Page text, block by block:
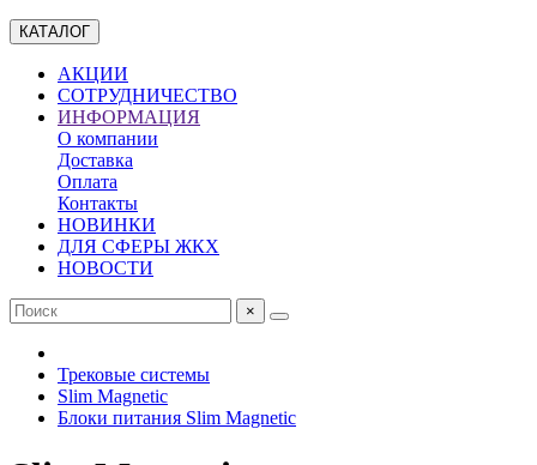
КАТАЛОГ
АКЦИИ
СОТРУДНИЧЕСТВО
ИНФОРМАЦИЯ
О компании
Доставка
Оплата
Контакты
НОВИНКИ
ДЛЯ СФЕРЫ ЖКХ
НОВОСТИ
×
Трековые системы
Slim Magnetic
Блоки питания Slim Magnetic